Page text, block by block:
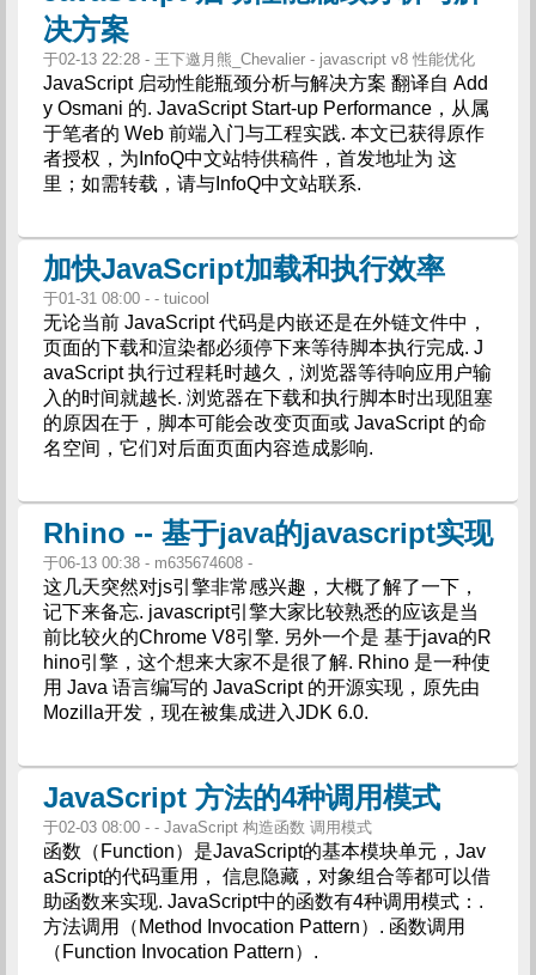
决方案
于02-13 22:28 - 王下邀月熊_Chevalier - javascript v8 性能优化
JavaScript 启动性能瓶颈分析与解决方案 翻译自 Add
y Osmani 的. JavaScript Start-up Performance，从属
于笔者的 Web 前端入门与工程实践. 本文已获得原作
者授权，为InfoQ中文站特供稿件，首发地址为 这
里；如需转载，请与InfoQ中文站联系.
加快JavaScript加载和执行效率
于01-31 08:00 - - tuicool
无论当前 JavaScript 代码是内嵌还是在外链文件中，
页面的下载和渲染都必须停下来等待脚本执行完成. J
avaScript 执行过程耗时越久，浏览器等待响应用户输
入的时间就越长. 浏览器在下载和执行脚本时出现阻塞
的原因在于，脚本可能会改变页面或 JavaScript 的命
名空间，它们对后面页面内容造成影响.
Rhino -- 基于java的javascript实现
于06-13 00:38 - m635674608 -
这几天突然对js引擎非常感兴趣，大概了解了一下，
记下来备忘. javascript引擎大家比较熟悉的应该是当
前比较火的Chrome V8引擎. 另外一个是 基于java的R
hino引擎，这个想来大家不是很了解. Rhino 是一种使
用 Java 语言编写的 JavaScript 的开源实现，原先由
Mozilla开发，现在被集成进入JDK 6.0.
JavaScript 方法的4种调用模式
于02-03 08:00 - - JavaScript 构造函数 调用模式
函数（Function）是JavaScript的基本模块单元，Jav
aScript的代码重用， 信息隐藏，对象组合等都可以借
助函数来实现. JavaScript中的函数有4种调用模式：.
方法调用（Method Invocation Pattern）. 函数调用
（Function Invocation Pattern）.